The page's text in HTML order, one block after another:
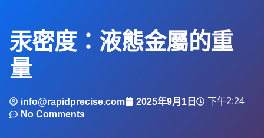
汞密度：液態金屬的重
量
info@rapidprecise.com 2025年9月1日
下午2:24
No Comments